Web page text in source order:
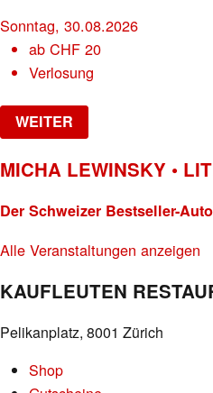
Sonntag, 30.08.2026
abCHF 20
Verlosung
WEITER
MICHA LEWINSKY •
Der Schweizer Bestseller-
Alle Veranstaltungen anzeigen
KAUFLEUTEN
Pelikanplatz, 8001 Zürich
Shop